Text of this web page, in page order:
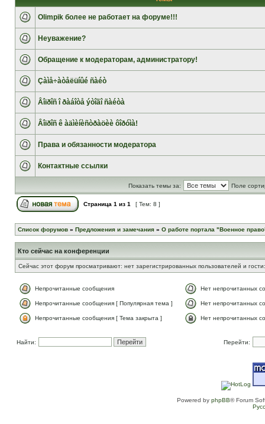
Olimpik более не работает на форуме!!!
Неуважение?
Обращение к модераторам, администратору!
Çàìå÷àòåëüíûé ñàéò
Âîïðîñ î ðàáîòå ýòîãî ñàéòà
Âîïðîñ ê àäìèíèñòðàöèè ôîðóìà!
Права и обязанности модератора
Контактные ссылки
Показать темы за: Поле
Страница 1 из 1 [ Тем: 8 ]
Список форумов » Предложения и замечания » О работе портала "Военное
Кто сейчас на конференции
Сейчас этот форум просматривают: нет зарегистрированных пользователей и
Непрочитанные сообщения Нет непрочитанных
Непрочитанные сообщения [ Популярная тема ] Нет непрочитанных
Непрочитанные сообщения [ Тема закрыта ] Нет непрочитанных
Найти: Перейти:
Powered by phpBB® Forum